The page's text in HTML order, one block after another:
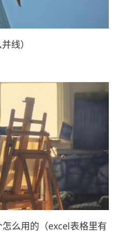
线）
怎么用的（excel表格里有